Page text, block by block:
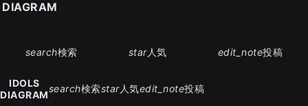
search検索 star人気 edit_note投稿
IDOLS
DIAGRAM
search検索star人気edit_note投稿